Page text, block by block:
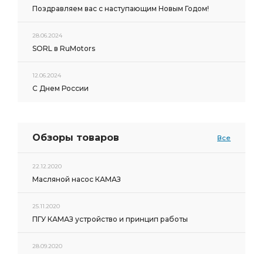
Поздравляем вас с наступающим Новым Годом!
28.06.2024
SORL в RuMotors
12.06.2024
С Днем России
Обзоры товаров Все
22.12.2020
Масляной насос КАМАЗ
25.11.2020
ПГУ КАМАЗ устройство и принцип работы
28.09.2020